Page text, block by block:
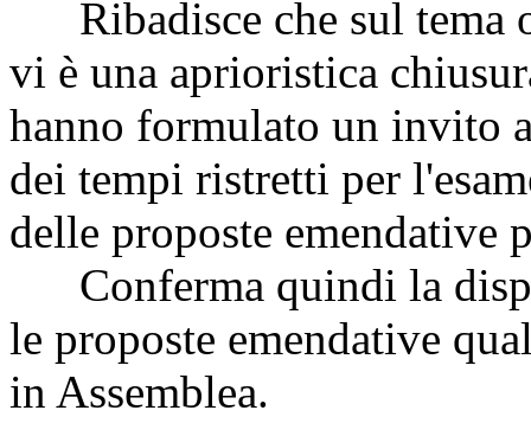
Ribadisce che sul tema
vi è una aprioristica
hanno formulato un invito
dei tempi ristretti per
delle proposte emendative
Conferma quindi la
le proposte emendative
in Assemblea.